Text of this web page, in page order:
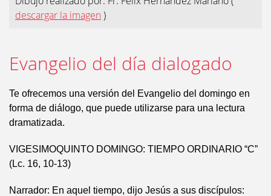
descargar la imagen )
Evangelio del día dialogado
Te ofrecemos una versión del Evangelio del domingo en
forma de diálogo, que puede utilizarse para una lectura
dramatizada.
VIGESIMOQUINTO DOMINGO: TIEMPO ORDINARIO “C”
(Lc. 16, 10-13)
Narrador: En aquel tiempo, dijo Jesús a sus discípulos: